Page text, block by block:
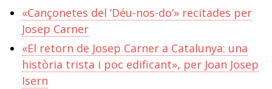
«Cançonetes del ‘Déu-nos-do’» recitades per
Josep Carner
«El retorn de Josep Carner a Catalunya: una
història trista i poc edificant», per Joan Josep
Isern